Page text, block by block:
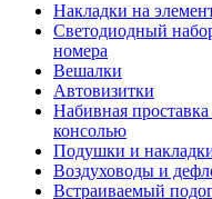
Накладки на
Светодиодный
номера
Вешалки
Автовизитки
Набивная
консолью
Подушки и
Воздуховоды и
Встраиваемый